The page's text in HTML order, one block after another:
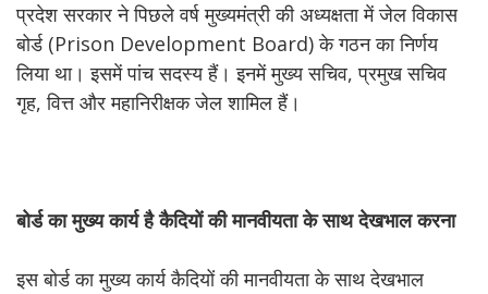
प्रदेश सरकार ने पिछले वर्ष मुख्यमंत्री की अध्यक्षता में जेल विकास
बोर्ड (Prison Development Board) के गठन का निर्णय
लिया था। इसमें पांच सदस्य हैं। इनमें मुख्य सचिव, प्रमुख सचिव
गृह, वित्त और महानिरीक्षक जेल शामिल हैं।
बोर्डकामुख्यकार्यहैकैदियोंकीमानवीयताकेसाथदेखभालकरना
इस बोर्ड का मुख्य कार्य कैदियों की मानवीयता के साथ देखभाल